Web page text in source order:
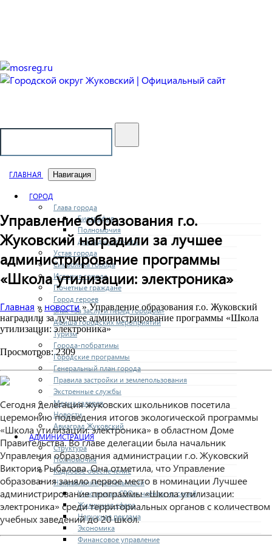
ГЛАВНАЯ Навигация
ГОРОД
Глава города
Биография
Полномочия
Доклады и отчеты
Устав города
Символика города
История города
Почетные граждане
Город героев
Знак «За заслуги перед городом»
Афиша городских мероприятий
Туризм
Города-побратимы
Городские программы
Генеральный план города
Правила застройки и землепользования
Экстренные службы
Медиа галерея
Новости
Авиаград Жуковский
АДМИНИСТРАЦИЯ
Структура
Полномочия
Кадровое обеспечение
Направления деятельности
Участникам СВО и членам их семей
Жилищная сфера
Наружная реклама
Экономика
Финансовое управление
Управление образования г.о.
Жуковский наградили за лучшее
администрирование программы
«Школа утилизации: электроника»
Главная » новости » Управление образования г.о. Жуковский
наградили за лучшее администрирование программы «Школа
утилизации: электроника»
Просмотров: 2309
Сегодня делегация жуковских школьников посетила
церемонию подведения итогов экологической программы
«Школа утилизации: электроника» в областном Доме
Правительства. Во главе делегации была начальник
Управления образования администрации г.о. Жуковский
Виктория Рыбалова. Она отметила, что Управление
образования заняло первое место в номинации Лучшее
администрирование программы «Школа утилизации:
электроника» среди территориальных органов с количеством
учебных заведений до 20 школ.